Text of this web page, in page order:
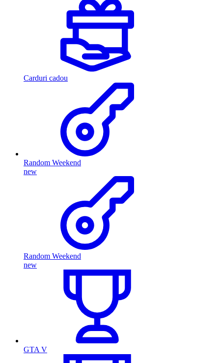
Carduri cadou
Random Weekend
new
Random Weekend
new
GTA V